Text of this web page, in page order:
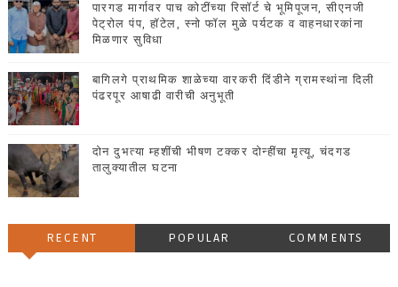
पारगड मार्गावर पाच कोटींच्या रिसॉर्ट चे भूमिपूजन, सीएनजी
पेट्रोल पंप, हॉटेल, स्नो फॉल मुळे पर्यटक व वाहनधारकांना
मिळणार सुविधा
बागिलगे प्राथमिक शाळेच्या वारकरी दिंडीने ग्रामस्थांना दिली
पंढरपूर आषाढी वारीची अनुभूती
दोन दुभत्या म्हशींची भीषण टक्कर दोन्हींचा मृत्यू, चंदगड
तालुक्यातील घटना
RECENT POPULAR COMMENTS